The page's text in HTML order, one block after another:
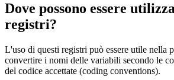
Dove possono essere
registri?
L'uso di questi registri può essere utile nella
convertire i nomi delle variabili secondo le
del codice accettate (coding conventions).